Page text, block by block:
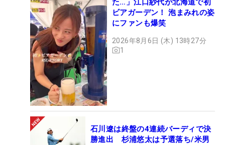
ビアガーデン！ 泡まみれの姿
にファンも爆笑
2026年8月6日 (木) 13時27分
1
石川遼は終盤の4連続バーディで決
勝進出 杉浦悠太は予選落ち/米男